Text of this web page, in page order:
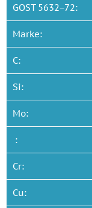
GOST 5632−72:
Marke:
C:
Si:
Mo:
:
Cr:
Cu: